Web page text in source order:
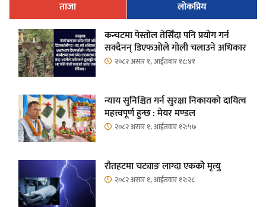
ताजा
लोकप्रिय
कन्चटमा पेस्तोल तेर्सिँदा पनि प्रयोग गर्न
सक्दैनन् डिएफओले गोली चलाउने अधिकार
२०८२ असार १, आईतवार १८:४१
न्याय सुनिश्चित गर्न सुरक्षा निकायको दायित्व
महत्त्वपूर्ण हुन्छ : मेयर मण्डल
२०८२ असार १, आईतवार १२:५७
रौतहटमा चट्याङ लाग्दा एककोे मृत्यु
२०८२ असार १, आईतवार १२:२८